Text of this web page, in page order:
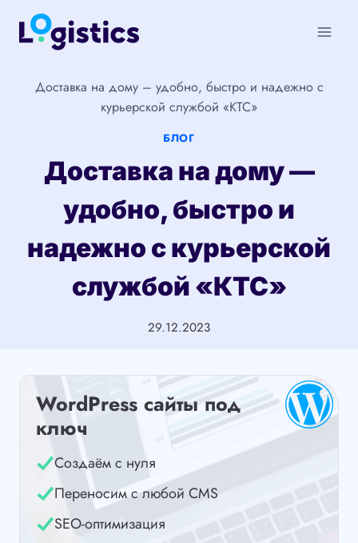
Перейти
Доставка на дому – удобно, быстро и надежно с
курьерской службой «КТС»
БЛОГ
Доставка на дому —
удобно, быстро и
надежно с курьерской
службой «КТС»
29.12.2023
WordPress сайты под
ключ
Создаём с нуля
Переносим с любой CMS
SEO-оптимизация